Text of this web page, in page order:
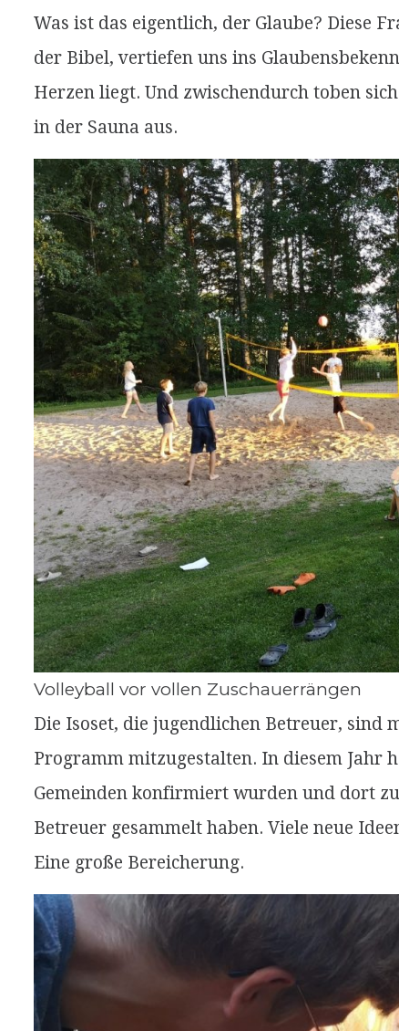
Was ist das eigentlich, der Glaube? Diese
der Bibel, vertiefen uns ins
Herzen liegt. Und zwischendurch toben
in der Sauna aus.
Volleyball vor vollen Zuschauerrängen
Die Isoset, die jugendlichen Betreuer, sind
Programm mitzugestalten. In diesem Jahr
Gemeinden konfirmiert wurden und dort
Betreuer gesammelt haben. Viele neue
Eine große Bereicherung.